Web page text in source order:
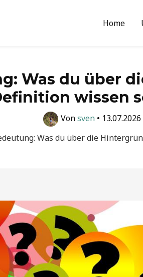
Home
Was du über
wissen
Vonsven • 13.07.2026
Was du über die